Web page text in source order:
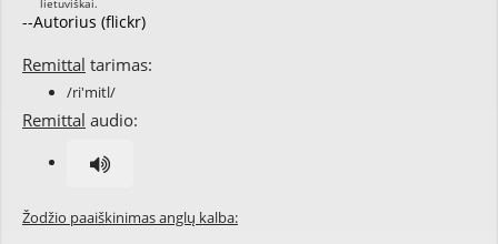
--Autorius (flickr)
Remittal tarimas:
/ri'mitl/
Remittal audio:
Žodžio paaiškinimas anglų kalba: